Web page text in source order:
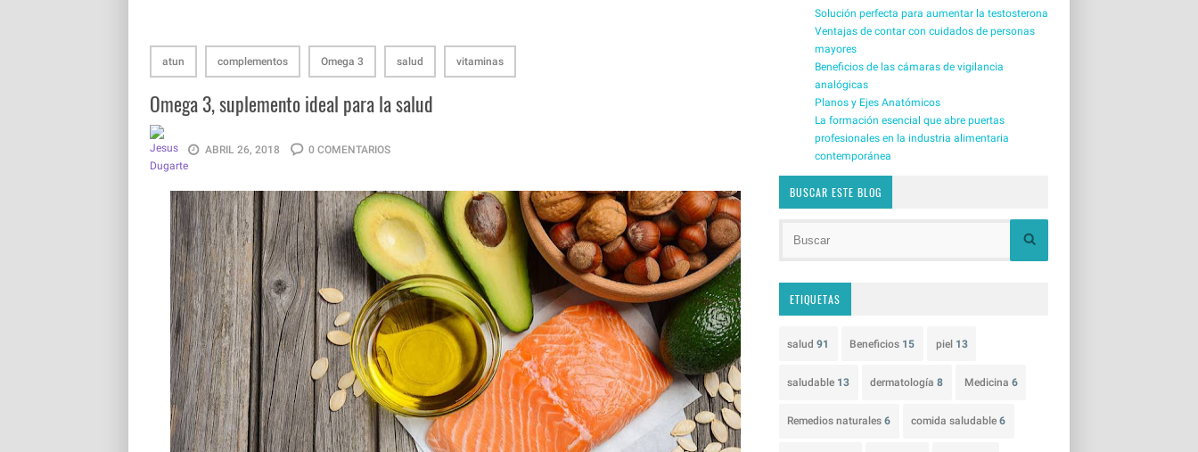
atun complementos Omega 3 salud vitaminas
Omega 3, suplemento ideal para la salud
ABRIL 26, 2018 0 COMENTARIOS
Solución perfecta para aumentar la testosterona
Ventajas de contar con cuidados de personas
mayores
Beneficios de las cámaras de vigilancia
analógicas
Planos y Ejes Anatómicos
La formación esencial que abre puertas
profesionales en la industria alimentaria
contemporánea
BUSCAR ESTE BLOG
ETIQUETAS
salud91 Beneficios 15 piel 13
saludable 13 dermatología8 Medicina 6
Remedios naturales6 comida saludable6